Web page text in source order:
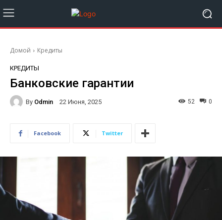
Домой Кредиты
КРЕДИТЫ
Банковские гарантии
By Odmin 22 Июня, 2025 0
52
Facebook Twitter